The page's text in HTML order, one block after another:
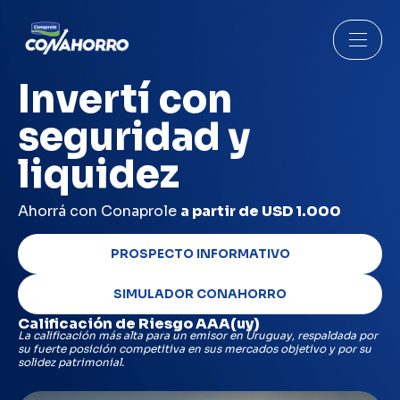
Invertí con
seguridad y
liquidez
Ahorrá con Conaprole a partir de USD 1.000
PROSPECTO INFORMATIVO
SIMULADOR CONAHORRO
Calificación de Riesgo AAA(uy)
La calificación más alta para un emisor en Uruguay, respaldada por
su fuerte posición competitiva en sus mercados objetivo y por su
solidez patrimonial.